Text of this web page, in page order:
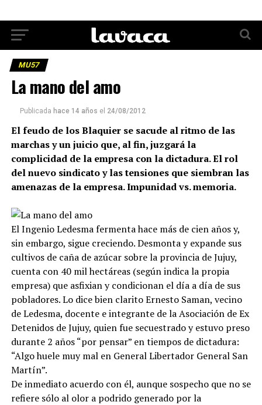
MU57
La mano del amo
Publicada hace 14 años el 24/08/2012
El feudo de los Blaquier se sacude al ritmo de las
marchas y un juicio que, al fin, juzgará la
complicidad de la empresa con la dictadura. El rol
del nuevo sindicato y las tensiones que siembran las
amenazas de la empresa. Impunidad vs. memoria.
El Ingenio Ledesma fermenta hace más de cien años y,
sin embargo, sigue creciendo. Desmonta y expande sus
cultivos de caña de azúcar sobre la provincia de Jujuy,
cuenta con 40 mil hectáreas (según indica la propia
empresa) que asfixian y condicionan el día a día de sus
pobladores. Lo dice bien clarito Ernesto Saman, vecino
de Ledesma, docente e integrante de la Asociación de Ex
Detenidos de Jujuy, quien fue secuestrado y estuvo preso
durante 2 años “por pensar” en tiempos de dictadura:
“Algo huele muy mal en General Libertador General San
Martín”.
De inmediato acuerdo con él, aunque sospecho que no se
refiere sólo al olor a podrido generado por la